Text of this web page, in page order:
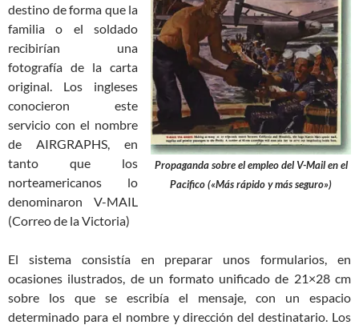
Propaganda sobre el empleo del V-Mail en el
Pacifico («Más rápido y más seguro»)
destino de forma que la
familia o el soldado
recibirían una
fotografía de la carta
original. Los ingleses
conocieron este
servicio con el nombre
de AIRGRAPHS, en
tanto que los
norteamericanos lo
denominaron V-MAIL
(Correo de la Victoria)
El sistema consistía en preparar unos formularios, en
ocasiones ilustrados, de un formato unificado de 21×28 cm
sobre los que se escribía el mensaje, con un espacio
determinado para el nombre y dirección del destinatario. Los